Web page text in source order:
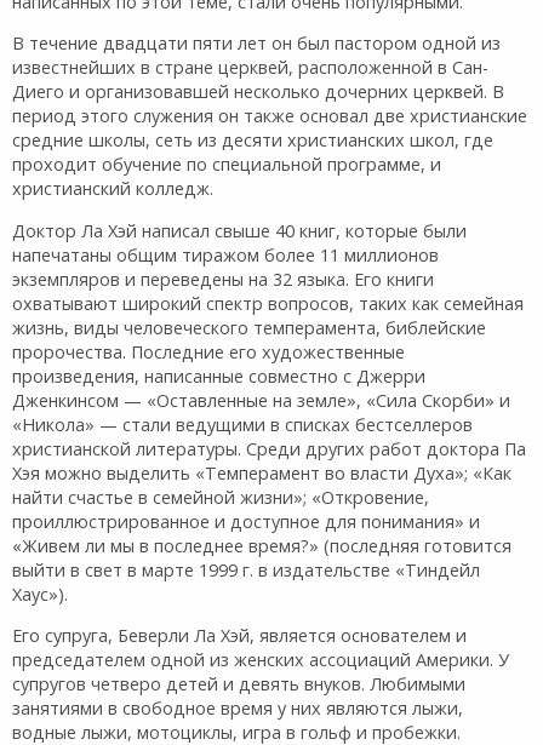
В течение двадцати пяти лет он был пастором одной из
известнейших в стране церквей, расположенной в Сан-
Диего и организовавшей несколько дочерних церквей. В
период этого служения он также основал две христианские
средние школы, сеть из десяти христианских школ, где
проходит обучение по специальной программе, и
христианский колледж.
Доктор Ла Хэй написал свыше 40 книг, которые были
напечатаны общим тиражом более 11 миллионов
экземпляров и переведены на 32 языка. Его книги
охватывают широкий спектр вопросов, таких как семейная
жизнь, виды человеческого темперамента, библейские
пророчества. Последние его художественные
произведения, написанные совместно с Джерри
Дженкинсом — «Оставленные на земле», «Сила Скорби» и
«Никола» — стали ведущими в списках бестселлеров
христианской литературы. Среди других работ доктора Па
Хэя можно выделить «Темперамент во власти Духа»; «Как
найти счастье в семейной жизни»; «Откровение,
проиллюстрированное и доступное для понимания» и
«Живем ли мы в последнее время?» (последняя готовится
выйти в свет в марте 1999 г. в издательстве «Тиндейл
Хаус»).
Его супруга, Беверли Ла Хэй, является основателем и
председателем одной из женских ассоциаций Америки. У
супругов четверо детей и девять внуков. Любимыми
занятиями в свободное время у них являются лыжи,
водные лыжи, мотоциклы, игра в гольф и пробежки.